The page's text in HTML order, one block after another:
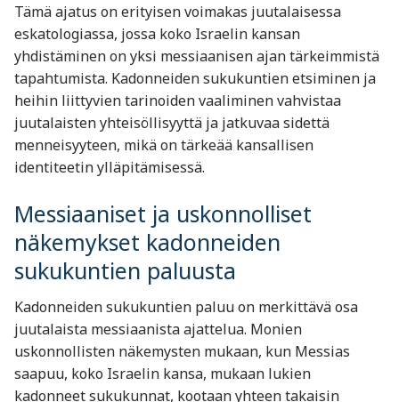
Tämä ajatus on erityisen voimakas juutalaisessa
eskatologiassa, jossa koko Israelin kansan
yhdistäminen on yksi messiaanisen ajan tärkeimmistä
tapahtumista. Kadonneiden sukukuntien etsiminen ja
heihin liittyvien tarinoiden vaaliminen vahvistaa
juutalaisten yhteisöllisyyttä ja jatkuvaa sidettä
menneisyyteen, mikä on tärkeää kansallisen
identiteetin ylläpitämisessä.
Messiaaniset ja uskonnolliset
näkemykset kadonneiden
sukukuntien paluusta
Kadonneiden sukukuntien paluu on merkittävä osa
juutalaista messiaanista ajattelua. Monien
uskonnollisten näkemysten mukaan, kun Messias
saapuu, koko Israelin kansa, mukaan lukien
kadonneet sukukunnat, kootaan yhteen takaisin